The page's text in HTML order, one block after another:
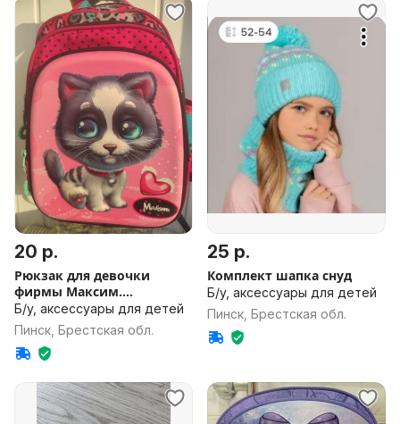
20 р.
Рюкзак для девочки
фирмы Максим.
Качественный.
Б/у, аксессуары для детей
Пинск, Брестская обл.
25 р.
Комплект шапка снуд
Б/у, аксессуары для детей
Пинск, Брестская обл.